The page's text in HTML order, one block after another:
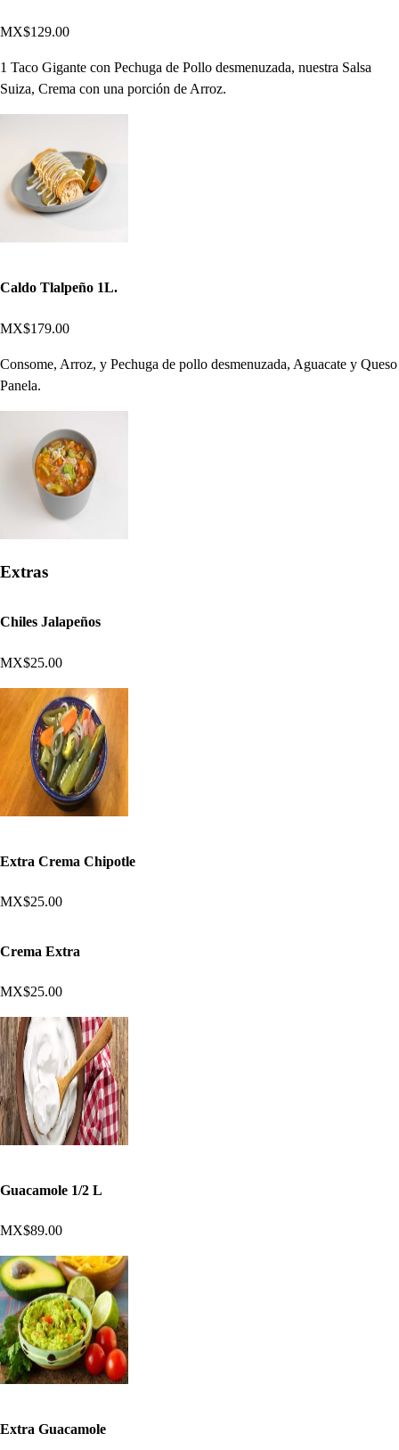
MX$129.00
1 Taco Gigante con Pechuga de Pollo desmenuzada, nuestra Salsa
Suiza, Crema con una porción de Arroz.
Caldo Tlalpeño 1L.
MX$179.00
Consome, Arroz, y Pechuga de pollo desmenuzada, Aguacate y Queso
Panela.
Extras
Chiles Jalapeños
MX$25.00
Extra Crema Chipotle
MX$25.00
Crema Extra
MX$25.00
Guacamole 1/2 L
MX$89.00
Extra Guacamole